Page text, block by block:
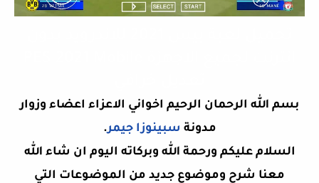
بسم الله الرحمان الرحيم اخواني الاعزاء اعضاء وزوار
مدونة سبينوزا جيمر.
السلام عليكم ورحمة الله وبركاته اليوم ان شاء الله
معنا شرح وموضوع جديد من الموضوعات التي